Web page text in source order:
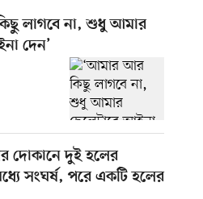
লাগবে না, শুধু আমার
দেন’
দোকানে দুই হলের
সংঘর্ষ, পরে একটি হলের